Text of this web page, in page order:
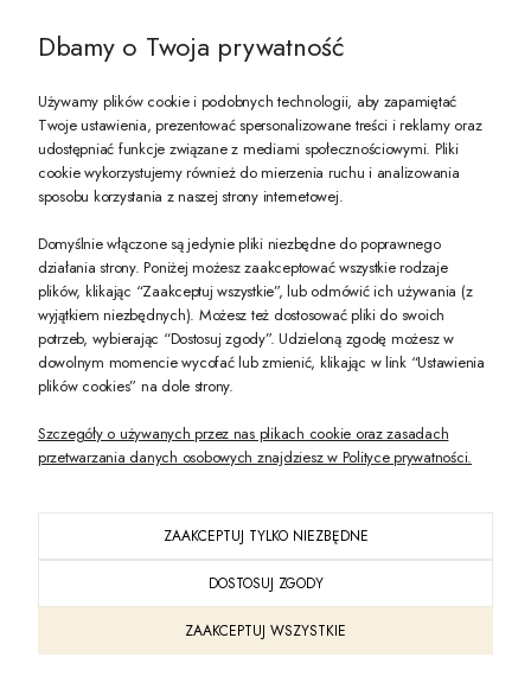
PREZENT DLA CIEBIE!
-10% na pierwsze zakupy na zeccoro.pl Gdy zapiszesz się do naszego
Twoje dane będą przetwarzane zgodnie z nasząpolityką prywatności
POKAŻ PEŁNĄ WERSJĘ STRONY
Sklep internetowy Shoper Premium
PL
Dbamy o Twoja prywatność
Używamy plików cookie i podobnych technologii, aby zapamiętać
Twoje ustawienia, prezentować spersonalizowane treści i reklamy oraz
udostępniać funkcje związane z mediami społecznościowymi. Pliki
cookie wykorzystujemy również do mierzenia ruchu i analizowania
sposobu korzystania z naszej strony internetowej.
Domyślnie włączone są jedynie pliki niezbędne do poprawnego
działania strony. Poniżej możesz zaakceptować wszystkie rodzaje
plików, klikając “Zaakceptuj wszystkie”, lub odmówić ich używania (z
wyjątkiem niezbędnych). Możesz też dostosować pliki do swoich
potrzeb, wybierając “Dostosuj zgody”. Udzieloną zgodę możesz w
dowolnym momencie wycofać lub zmienić, klikając w link “Ustawienia
plików cookies” na dole strony.
Szczegóły o używanych przez nas plikach cookie oraz zasadach
przetwarzania danych osobowych znajdziesz w Polityce prywatności.
ZAAKCEPTUJ TYLKO NIEZBĘDNE
DOSTOSUJ ZGODY
ZAAKCEPTUJ WSZYSTKIE